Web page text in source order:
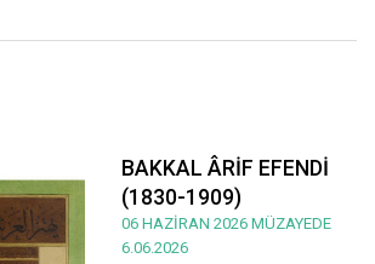
BAKKAL ÂRİF EFENDİ
(1830-1909)
06 HAZİRAN 2026 MÜZAYEDE
6.06.2026